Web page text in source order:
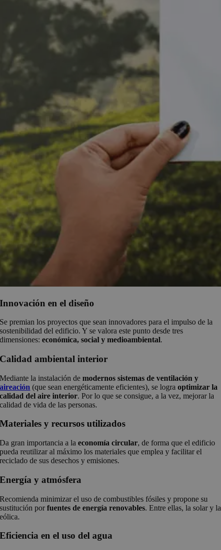
Innovación en el diseño
Se premian los proyectos que sean innovadores para el impulso de la
sostenibilidad del edificio. Y se valora este punto desde tres
dimensiones:económica, social y medioambiental.
Calidad ambiental interior
Mediante la instalación demodernos sistemas de ventilación y
aireación (que sean energéticamente eficientes), se lograoptimizar la
calidad del aire interior. Por lo que se consigue, a la vez, mejorar la
calidad de vida de las personas.
Materiales y recursos utilizados
Da gran importancia a laeconomía circular, de forma que el edificio
pueda reutilizar al máximo los materiales que emplea y facilitar el
reciclado de sus desechos y emisiones.
Energía y atmósfera
Recomienda minimizar el uso de combustibles fósiles y propone su
sustitución porfuentes de energía renovables. Entre ellas, la solar y la
eólica.
Eficiencia en el uso del agua